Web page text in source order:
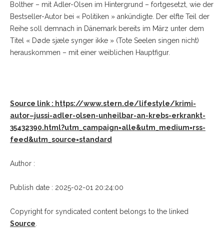
Bolther – mit Adler-Olsen im Hintergrund – fortgesetzt, wie der
Bestseller-Autor bei « Politiken » ankündigte. Der elfte Teil der
Reihe soll demnach in Dänemark bereits im März unter dem
Titel « Døde sjæle synger ikke » (Tote Seelen singen nicht)
herauskommen – mit einer weiblichen Hauptfigur.
Source link : https://www.stern.de/lifestyle/krimi-
autor–jussi-adler-olsen-unheilbar-an-krebs-erkrankt-
35432390.html?utm_campaign=alle&utm_medium=rss-
feed&utm_source=standard
Author :
Publish date : 2025-02-01 20:24:00
Copyright for syndicated content belongs to the linked
Source